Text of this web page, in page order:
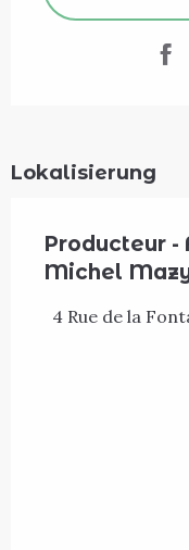
Lokalisierung
Producteur -
Michel
4 Rue de la